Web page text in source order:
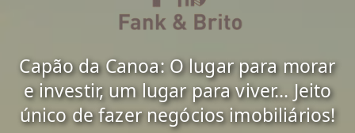
Capão da Canoa: O lugar para morar
e investir, um lugar para viver... Jeito
único de fazer negócios imobiliários!